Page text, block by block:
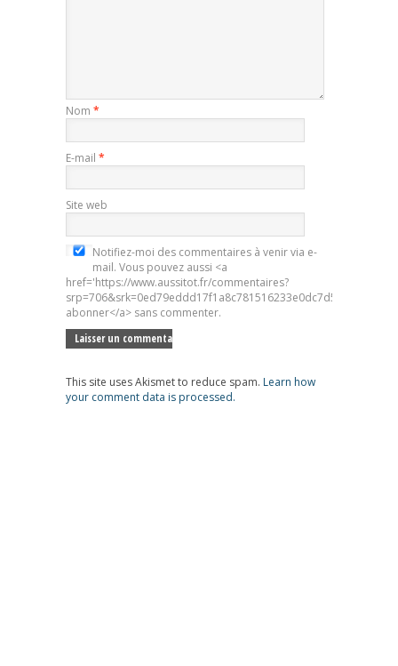
Nom *
E-mail *
Site web
Notifiez-moi des commentaires à venir via e-
mail. Vous pouvez aussi <a
href='https://www.aussitot.fr/commentaires?
abonner</a> sans commenter.
This site uses Akismet to reduce spam. Learn how
your comment data is processed.